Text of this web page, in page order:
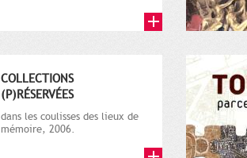
COLLECTIONS
(P)RÉSERVÉES
dans les coulisses des lieux de
mémoire, 2006.